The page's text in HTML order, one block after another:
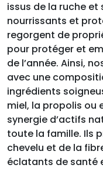
issus de la ruche
nourrissants et
regorgent de
pour protéger et
de l’année. Ainsi,
avec une
ingrédients
miel, la propolis ou
synergie d’actifs
toute la famille. Ils
chevelu et de la
éclatants de santé